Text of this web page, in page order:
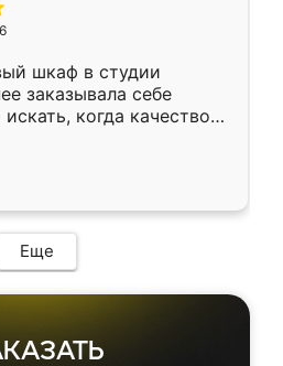
шкаф в студии
заказывала себе
когда качеством
кухня уже почти
нет.
Еще